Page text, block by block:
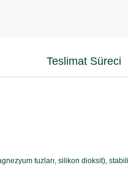
Teslimat Süreci
tuzları, silikon dioksit),